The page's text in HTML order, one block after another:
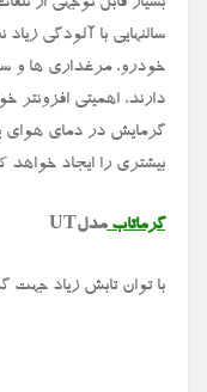
سالنهایی با آلودگی
خودرو، مرغداری ها و
دارند، اهمیتی افزونتر
گرمایش در دمای هوای
بیشتری را ایجاد خواهد
گرماتابمدل UT
با توان تابش زیاد جهت